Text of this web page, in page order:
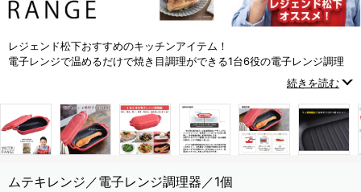
レジェンド松下おすすめのキッチンアイテム！
電子レンジで温めるだけで焼き目調理ができる1台6役の電子レンジ調理
続きを読む
ムテキレンジ／電子レンジ調理器／1個